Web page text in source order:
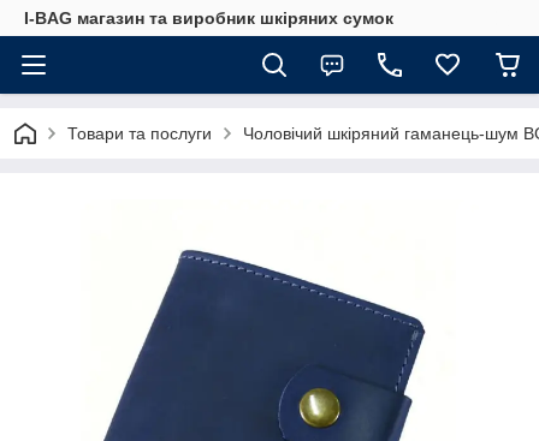
I-BAG магазин та виробник шкіряних сумок
Товари та послуги Чоловічий шкіряний гаманець-шум